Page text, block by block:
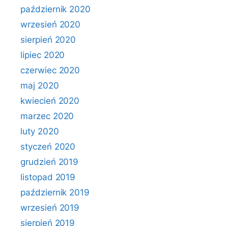
październik 2020
wrzesień 2020
sierpień 2020
lipiec 2020
czerwiec 2020
maj 2020
kwiecień 2020
marzec 2020
luty 2020
styczeń 2020
grudzień 2019
listopad 2019
październik 2019
wrzesień 2019
sierpień 2019